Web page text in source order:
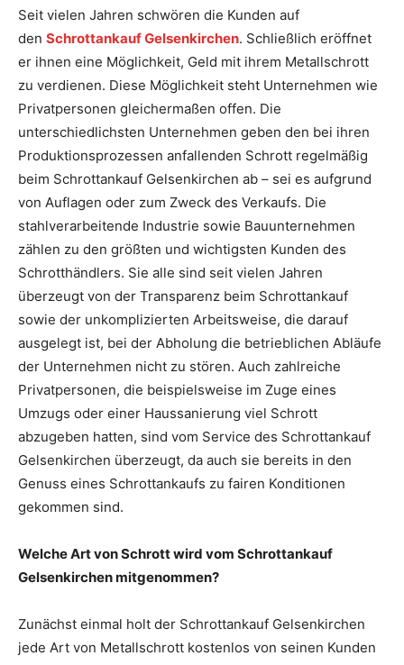
Seit vielen Jahren schwören die Kunden auf
den Schrottankauf Gelsenkirchen. Schließlich eröffnet
er ihnen eine Möglichkeit, Geld mit ihrem Metallschrott
zu verdienen. Diese Möglichkeit steht Unternehmen wie
Privatpersonen gleichermaßen offen. Die
unterschiedlichsten Unternehmen geben den bei ihren
Produktionsprozessen anfallenden Schrott regelmäßig
beim Schrottankauf Gelsenkirchen ab – sei es aufgrund
von Auflagen oder zum Zweck des Verkaufs. Die
stahlverarbeitende Industrie sowie Bauunternehmen
zählen zu den größten und wichtigsten Kunden des
Schrotthändlers. Sie alle sind seit vielen Jahren
überzeugt von der Transparenz beim Schrottankauf
sowie der unkomplizierten Arbeitsweise, die darauf
ausgelegt ist, bei der Abholung die betrieblichen Abläufe
der Unternehmen nicht zu stören. Auch zahlreiche
Privatpersonen, die beispielsweise im Zuge eines
Umzugs oder einer Haussanierung viel Schrott
abzugeben hatten, sind vom Service des Schrottankauf
Gelsenkirchen überzeugt, da auch sie bereits in den
Genuss eines Schrottankaufs zu fairen Konditionen
gekommen sind.
Welche Art von Schrott wird vom Schrottankauf
Gelsenkirchen mitgenommen?
Zunächst einmal holt der Schrottankauf Gelsenkirchen
jede Art von Metallschrott kostenlos von seinen Kunden